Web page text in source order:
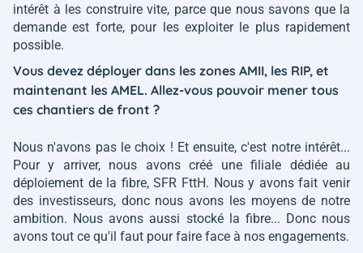
intérêt à les construire vite, parce que nous savons que la
demande est forte, pour les exploiter le plus rapidement
possible.
Vous devez déployer dans les zones AMII, les RIP, et
maintenant les AMEL. Allez-vous pouvoir mener tous
ces chantiers de front ?
Nous n'avons pas le choix ! Et ensuite, c'est notre intérêt...
Pour y arriver, nous avons créé une filiale dédiée au
déploiement de la fibre, SFR FttH. Nous y avons fait venir
des investisseurs, donc nous avons les moyens de notre
ambition. Nous avons aussi stocké la fibre... Donc nous
avons tout ce qu'il faut pour faire face à nos engagements.